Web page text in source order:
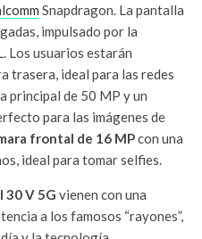
Snapdragon. La pantalla
impulsado por la
Los usuarios estarán
trasera, ideal para las redes
principal de 50 MP y un
para las imágenes de
frontal de 16 MPcon una
ideal para tomar selfies.
30 V 5G vienen con una
a los famosos “rayones”,